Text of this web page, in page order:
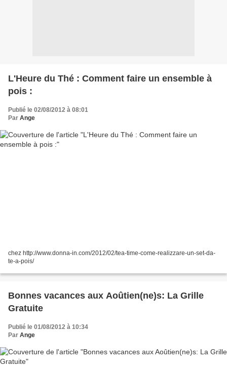
L'Heure du Thé : Comment faire un ensemble à
pois :
Publié le 02/08/2012 à 08:01
Par Ange
chez http://www.donna-in.com/2012/02/tea-time-come-realizzare-un-set-da-
te-a-pois/
Bonnes vacances aux Aoûtien(ne)s: La Grille
Gratuite
Publié le 01/08/2012 à 10:34
Par Ange